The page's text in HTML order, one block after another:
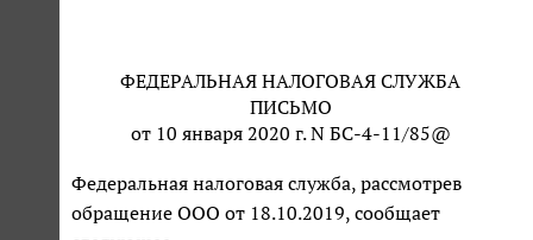
ФЕДЕРАЛЬНАЯ НАЛОГОВАЯ СЛУЖБА
ПИСЬМО
от 10 января 2020 г. N БС-4-11/85@
Федеральная налоговая служба, рассмотрев
обращение ООО от 18.10.2019, сообщает